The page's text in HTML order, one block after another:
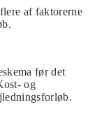
af faktorerne
før det
og